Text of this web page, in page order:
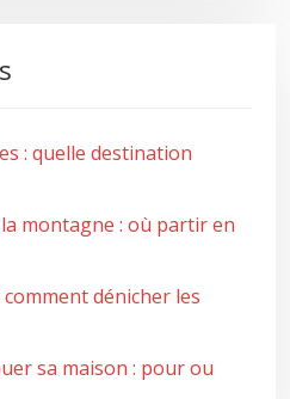
: quelle destination
montagne : où partir en
comment dénicher les
sa maison : pour ou